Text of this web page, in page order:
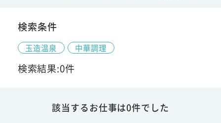
検索条件
玉造温泉 中華調理
検索結果:0件
該当するお仕事は0件でした